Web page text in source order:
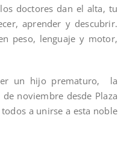
doctores dan el alta, tu
aprender y descubrir.
peso, lenguaje y motor,
un hijo prematuro, la
noviembre desde Plaza
a unirse a esta noble